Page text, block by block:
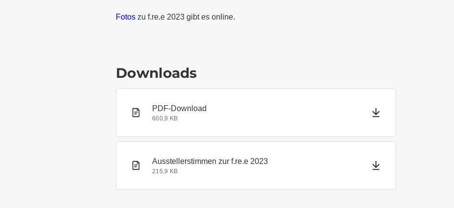
Fotos zu f.re.e 2023 gibt es online.
Downloads
PDF-Dokument
PDF-Download
600,9 KB
PDF-Dokument
Ausstellerstimmen zur f.re.e 2023
215,9 KB